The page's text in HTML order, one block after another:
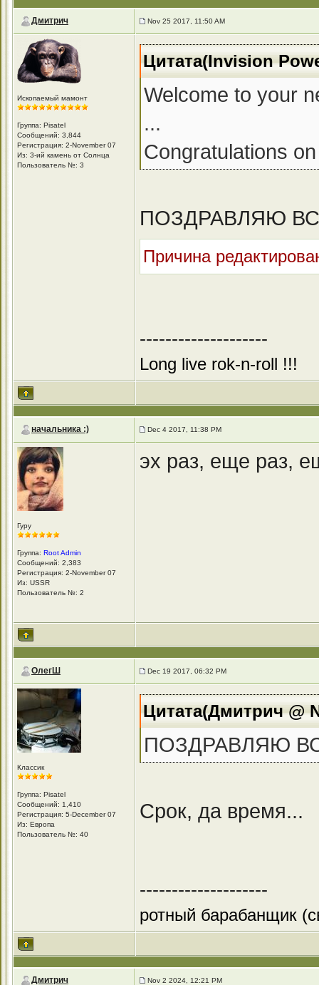
Дмитрич Nov 25 2017, 11:50 AM
Ископаемый мамонт
Группа: Pisatel
Сообщений: 3,844
Регистрация: 2-November 07
Из: 3-ий камень от Солнца
Пользователь №: 3
Цитата(Invision
Welcome to your
...
Congratulations
ПОЗДРАВЛЯЮ
Причина
--------------------
Long live rok-n-roll !!!
начальника :) Dec 4 2017, 11:38 PM
Гуру
Группа: Root Admin
Сообщений: 2,383
Регистрация: 2-November 07
Из: USSR
Пользователь №: 2
эх раз, еще раз,
ОлегШ Dec 19 2017, 06:32 PM
Классик
Группа: Pisatel
Сообщений: 1,410
Регистрация: 5-December 07
Из: Европа
Пользователь №: 40
Цитата(Дмитрич @
ПОЗДРАВЛЯЮ
Срок, да время...
--------------------
ротный барабанщик
Дмитрич Nov 2 2024, 12:21 PM